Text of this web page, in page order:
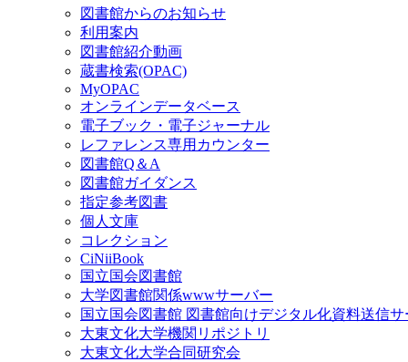
図書館からのお知らせ
利用案内
図書館紹介動画
蔵書検索(OPAC)
MyOPAC
オンラインデータベース
電子ブック・電子ジャーナル
レファレンス専用カウンター
図書館Q＆A
図書館ガイダンス
指定参考図書
個人文庫
コレクション
CiNiiBook
国立国会図書館
大学図書館関係wwwサーバー
国立国会図書館 図書館向けデジタル化資料送信サ
大東文化大学機関リポジトリ
大東文化大学合同研究会